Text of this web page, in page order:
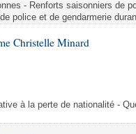
- Renforts saisonniers de
police et de gendarmerie
Christelle Minard
à la perte de nationalité -